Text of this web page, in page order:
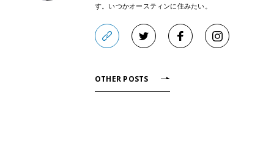
す。いつかオースティンに住みたい。
OTHER POSTS